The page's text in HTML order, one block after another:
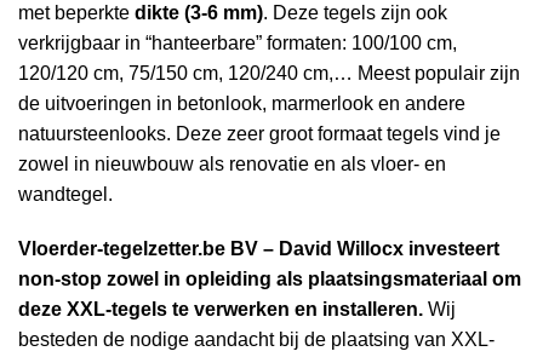
met beperkte dikte (3-6 mm). Deze tegels zijn ook
verkrijgbaar in “hanteerbare” formaten: 100/100 cm,
120/120 cm, 75/150 cm, 120/240 cm,… Meest populair zijn
de uitvoeringen in betonlook, marmerlook en andere
natuursteenlooks. Deze zeer groot formaat tegels vind je
zowel in nieuwbouw als renovatie en als vloer- en
wandtegel.
Vloerder-tegelzetter.be BV – David Willocx investeert
non-stop zowel in opleiding als plaatsingsmateriaal om
deze XXL-tegels te verwerken en installeren. Wij
besteden de nodige aandacht bij de plaatsing van XXL-